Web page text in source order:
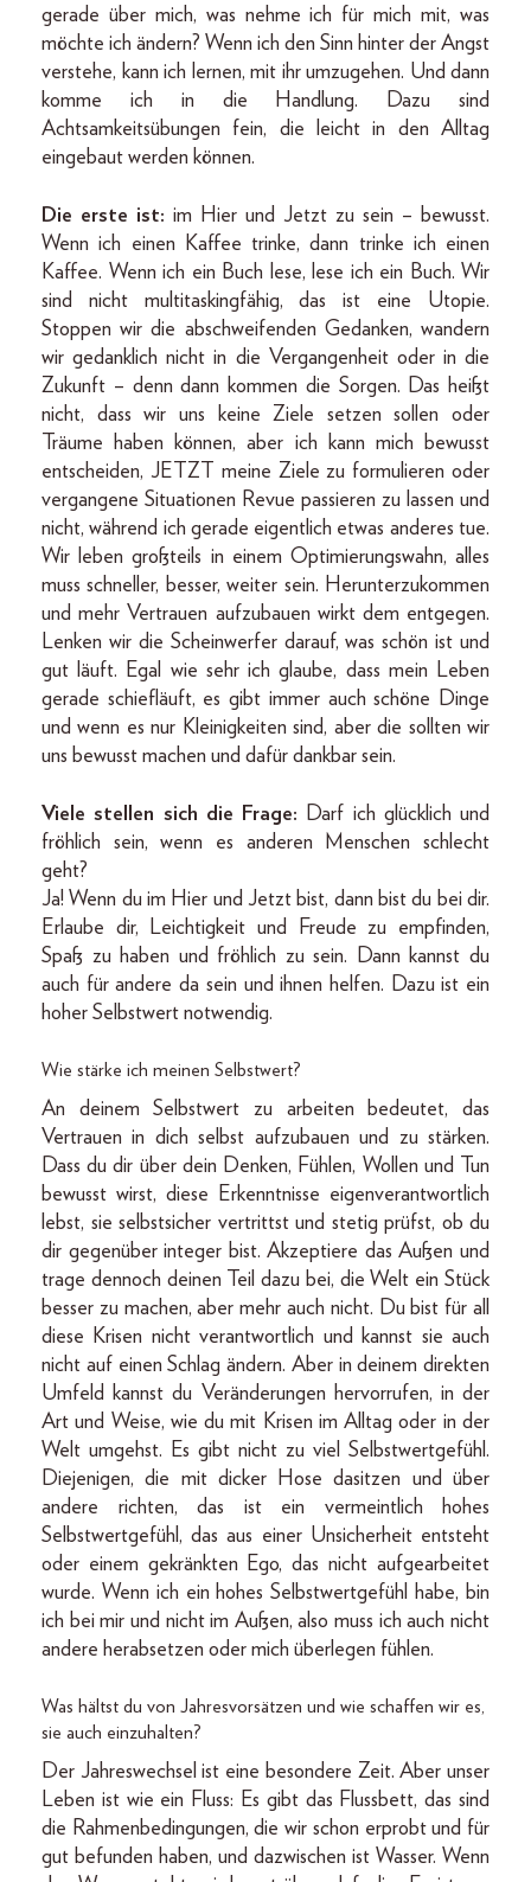
gerade über mich, was nehme ich für mich mit, was
möchte ich ändern? Wenn ich den Sinn hinter der Angst
verstehe, kann ich lernen, mit ihr umzugehen. Und dann
komme ich in die Handlung. Dazu sind
Achtsamkeitsübungen fein, die leicht in den Alltag
eingebaut werden können.
Die erste ist: im Hier und Jetzt zu sein – bewusst.
Wenn ich einen Kaffee trinke, dann trinke ich einen
Kaffee. Wenn ich ein Buch lese, lese ich ein Buch. Wir
sind nicht multitaskingfähig, das ist eine Utopie.
Stoppen wir die abschweifenden Gedanken, wandern
wir gedanklich nicht in die Vergangenheit oder in die
Zukunft – denn dann kommen die Sorgen. Das heißt
nicht, dass wir uns keine Ziele setzen sollen oder
Träume haben können, aber ich kann mich bewusst
entscheiden, JETZT meine Ziele zu formulieren oder
vergangene Situationen Revue passieren zu lassen und
nicht, während ich gerade eigentlich etwas anderes tue.
Wir leben großteils in einem Optimierungswahn, alles
muss schneller, besser, weiter sein. Herunterzukommen
und mehr Vertrauen aufzubauen wirkt dem entgegen.
Lenken wir die Scheinwerfer darauf, was schön ist und
gut läuft. Egal wie sehr ich glaube, dass mein Leben
gerade schiefläuft, es gibt immer auch schöne Dinge
und wenn es nur Kleinigkeiten sind, aber die sollten wir
uns bewusst machen und dafür dankbar sein.
Viele stellen sich die Frage: Darf ich glücklich und
fröhlich sein, wenn es anderen Menschen schlecht
geht?
Ja! Wenn du im Hier und Jetzt bist, dann bist du bei dir.
Erlaube dir, Leichtigkeit und Freude zu empfinden,
Spaß zu haben und fröhlich zu sein. Dann kannst du
auch für andere da sein und ihnen helfen. Dazu ist ein
hoher Selbstwert notwendig.
Wie stärke ich meinen Selbstwert?
An deinem Selbstwert zu arbeiten bedeutet, das
Vertrauen in dich selbst aufzubauen und zu stärken.
Dass du dir über dein Denken, Fühlen, Wollen und Tun
bewusst wirst, diese Erkenntnisse eigenverantwortlich
lebst, sie selbstsicher vertrittst und stetig prüfst, ob du
dir gegenüber integer bist. Akzeptiere das Außen und
trage dennoch deinen Teil dazu bei, die Welt ein Stück
besser zu machen, aber mehr auch nicht. Du bist für all
diese Krisen nicht verantwortlich und kannst sie auch
nicht auf einen Schlag ändern. Aber in deinem direkten
Umfeld kannst du Veränderungen hervorrufen, in der
Art und Weise, wie du mit Krisen im Alltag oder in der
Welt umgehst. Es gibt nicht zu viel Selbstwertgefühl.
Diejenigen, die mit dicker Hose dasitzen und über
andere richten, das ist ein vermeintlich hohes
Selbstwertgefühl, das aus einer Unsicherheit entsteht
oder einem gekränkten Ego, das nicht aufgearbeitet
wurde. Wenn ich ein hohes Selbstwertgefühl habe, bin
ich bei mir und nicht im Außen, also muss ich auch nicht
andere herabsetzen oder mich überlegen fühlen.
Was hältst du von Jahresvorsätzen und wie schaffen wir es,
sie auch einzuhalten?
Der Jahreswechsel ist eine besondere Zeit. Aber unser
Leben ist wie ein Fluss: Es gibt das Flussbett, das sind
die Rahmenbedingungen, die wir schon erprobt und für
gut befunden haben, und dazwischen ist Wasser. Wenn